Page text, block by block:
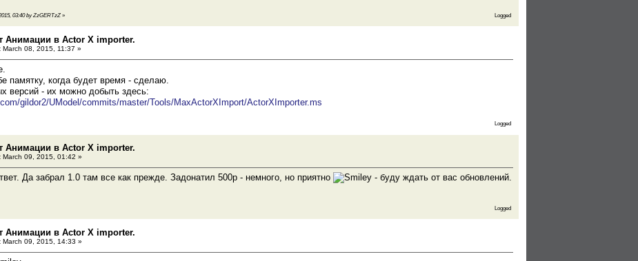
03:40 by ZzGERTzZ» Logged
Анимации в Actor X importer.
March 08, 2015, 11:37 »
памятку, когда будет время - сделаю.
версий - их можно добыть здесь:
gildor2/UModel/commits/master/Tools/MaxActorXImport/ActorXImporter.ms
Logged
Анимации в Actor X importer.
March 09, 2015, 01:42 »
Да забрал 1.0 там все как прежде. Задонатил 500р - немного, но приятно - буду ждать от вас обновлений.
Logged
Анимации в Actor X importer.
March 09, 2015, 14:33 »